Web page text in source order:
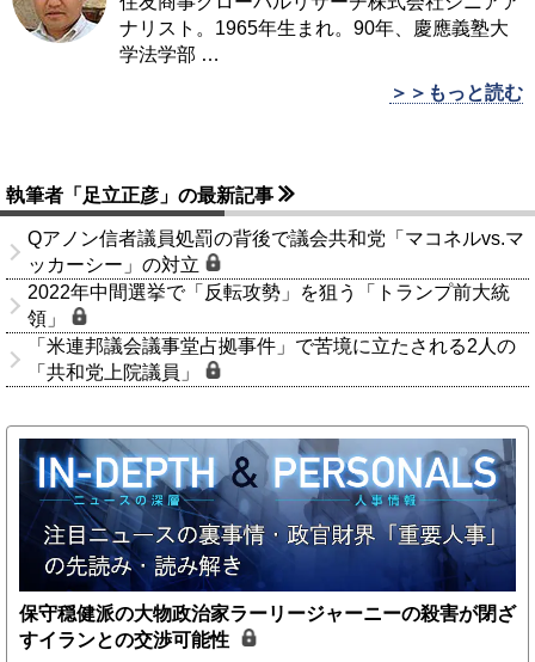
ナリスト。1965年生まれ。90年、慶應義塾大
学法学部 …
＞＞もっと読む
執筆者「足立正彦」の最新記事
Qアノン信者議員処罰の背後で議会共和党「マコネルvs.マ
ッカーシー」の対立
2022年中間選挙で「反転攻勢」を狙う「トランプ前大統
領」
「米連邦議会議事堂占拠事件」で苦境に立たされる2人の
「共和党上院議員」
保守穏健派の大物政治家ラーリージャーニーの殺害が閉ざ
すイランとの交渉可能性